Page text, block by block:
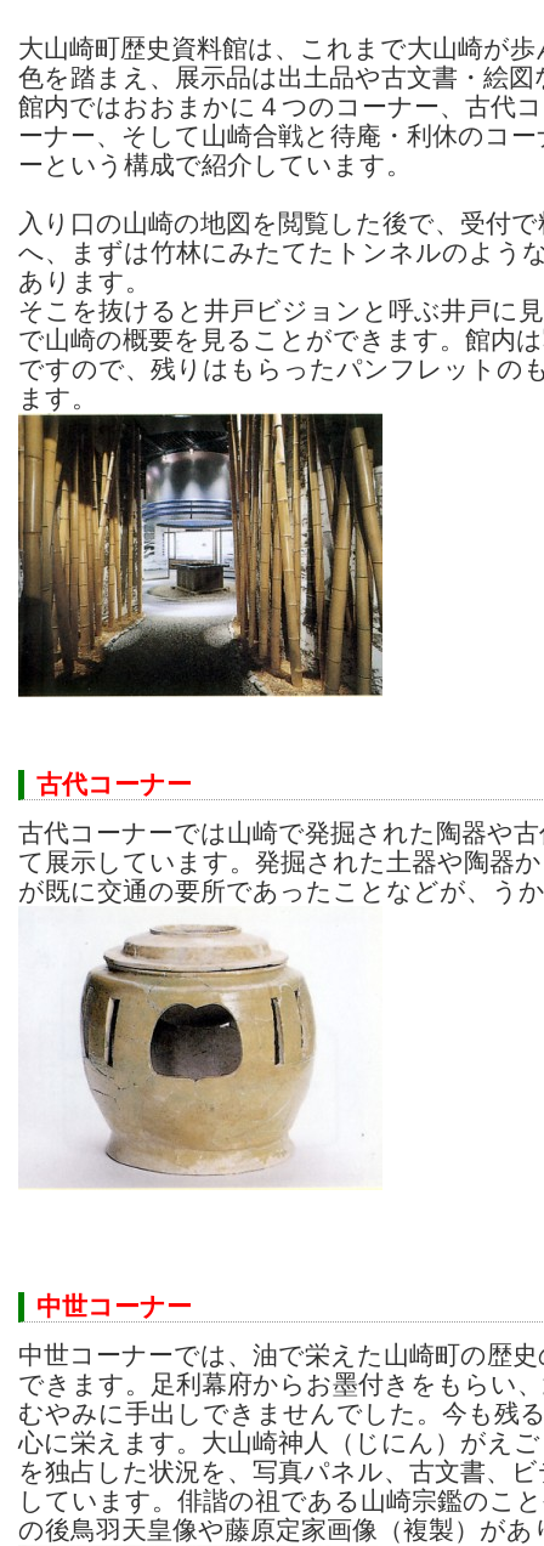
大山崎町歴史資料館は、これまで大山崎が
色を踏まえ、展示品は出土品や古文書・絵
館内ではおおまかに４つのコーナー、古代
ーナー、そして山崎合戦と待庵・利休のコ
ーという構成で紹介しています。
入り口の山崎の地図を閲覧した後で、受付
へ、まずは竹林にみたてたトンネルのよう
あります。
そこを抜けると井戸ビジョンと呼ぶ井戸に
で山崎の概要を見ることができます。館内
ですので、残りはもらったパンフレットの
ます。
古代コーナー
古代コーナーでは山崎で発掘された陶器や
て展示しています。発掘された土器や陶器
が既に交通の要所であったことなどが、う
中世コーナー
中世コーナーでは、油で栄えた山崎町の歴
できます。足利幕府からお墨付きをもらい
むやみに手出しできませんでした。今も残
心に栄えます。大山崎神人（じにん）がえ
を独占した状況を、写真パネル、古文書、
しています。俳諧の祖である山崎宗鑑のこ
の後鳥羽天皇像や藤原定家画像（複製）があ